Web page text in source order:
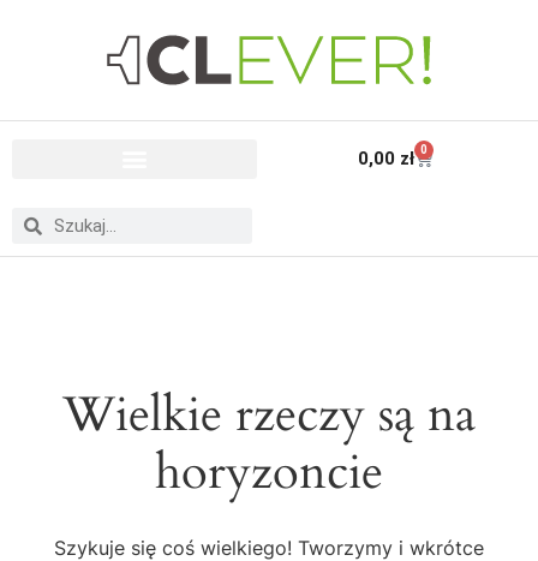
0,00 zł 0
Wielkie rzeczy są na
horyzoncie
Szykuje się coś wielkiego! Tworzymy i wkrótce